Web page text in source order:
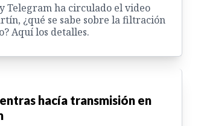
Telegram ha circulado el video
¿qué se sabe sobre la filtración
Aquí los detalles.
hacía transmisión en